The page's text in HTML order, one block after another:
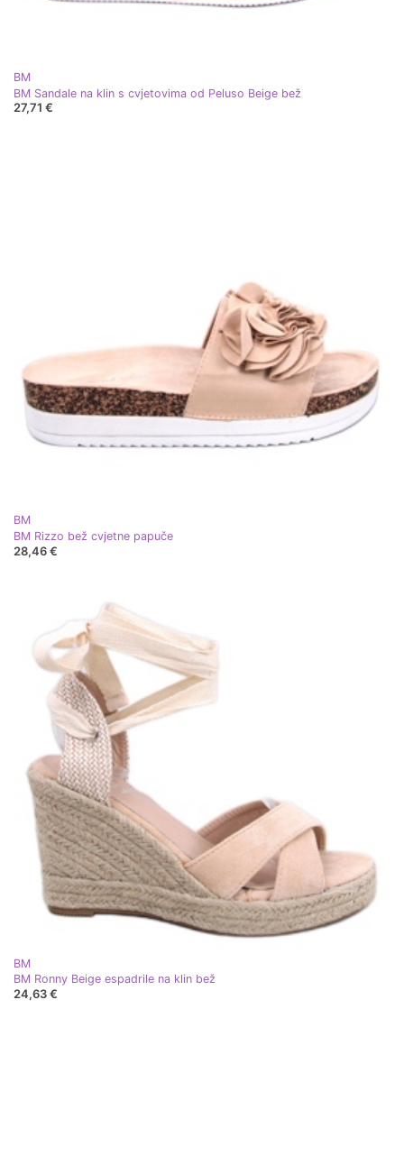
BM
BM Sandale na klin s cvjetovima od Peluso Beige bež
27,71 €
BM
BM Rizzo bež cvjetne papuče
28,46 €
BM
BM Ronny Beige espadrile na klin bež
24,63 €